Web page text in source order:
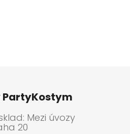
PartyKostym
Mezi úvozy
20